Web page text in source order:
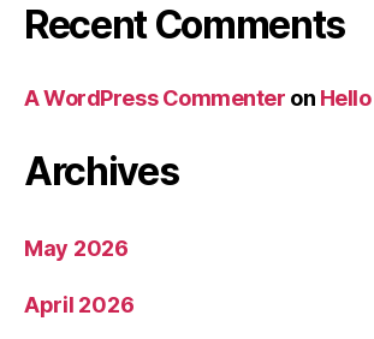
Recent Comments
A WordPress Commenter on
Archives
May 2026
April 2026